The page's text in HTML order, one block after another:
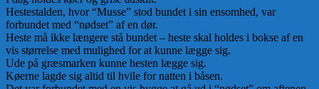
Hestestalden, hvor “Musse” stod bundet i sin ensomhed, var
forbundet med “nødset” af en dør.
Heste må ikke længere stå bundet – heste skal holdes i bokse af en
vis størrelse med mulighed for at kunne lægge sig.
Ude på græsmarken kunne hesten lægge sig.
Køerne lagde sig altid til hvile for natten i båsen.